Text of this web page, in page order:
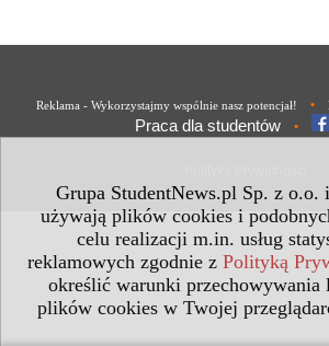
Grupa StudentNews.pl Sp. z o.o.
używają plików cookies i
celu realizacji m.in. usług
reklamowych zgodnie z Polityką
określić warunki przechowywania
plików cookies w Twojej
Reklama - Wykorzystajmy wspólnie nasz potencjał! •
Praca dla studentów •